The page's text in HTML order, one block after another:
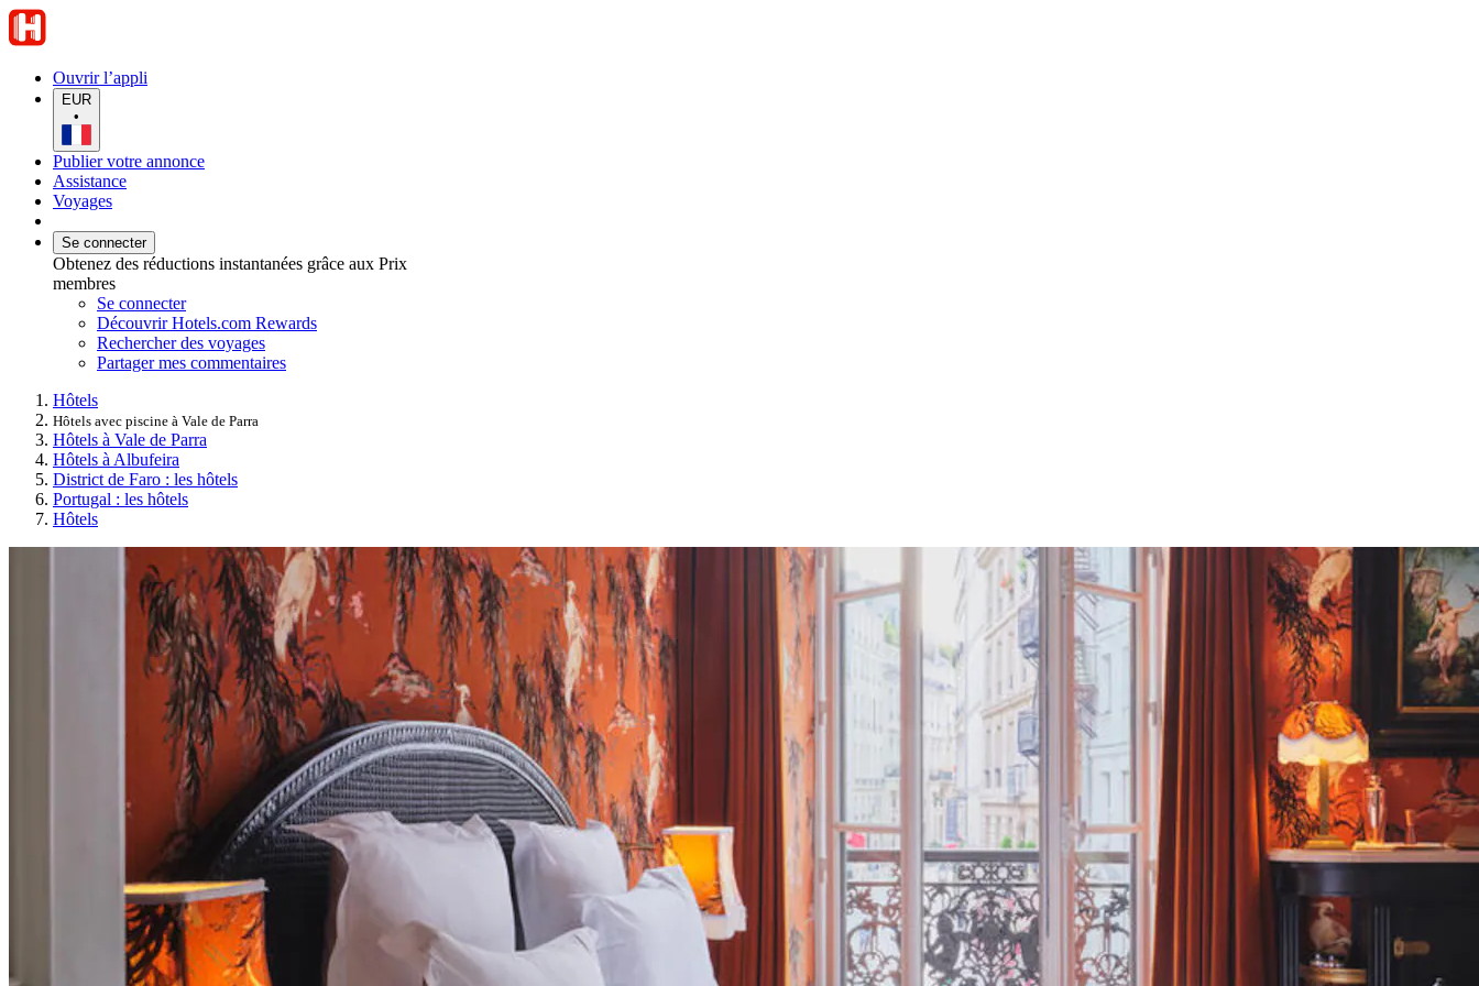
Ouvrir l’appli
EUR
•
Publier votre annonce
Assistance
Voyages
Se connecter
Obtenez des réductions instantanées grâce aux Prix
membres
Se connecter
Découvrir Hotels.com Rewards
Rechercher des voyages
Partager mes commentaires
Hôtels
Hôtels avec piscine à Vale de Parra
Hôtels à Vale de Parra
Hôtels à Albufeira
District de Faro : les hôtels
Portugal : les hôtels
Hôtels